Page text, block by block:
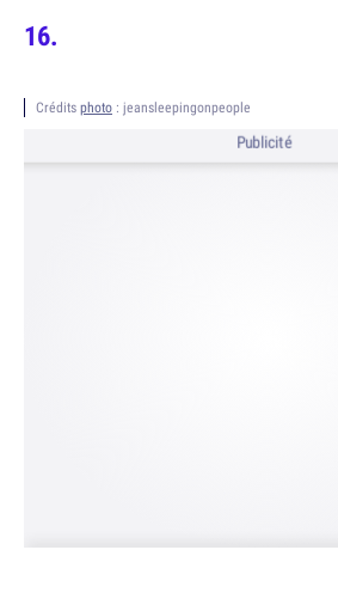
Crédits photo : jeansleepingonpeople
Publicité